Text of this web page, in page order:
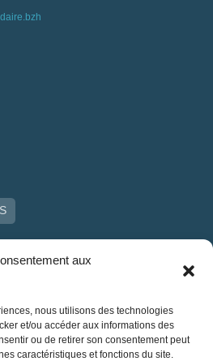
aux
nous utilisons des technologies
et/ou accéder aux informations des
ou de retirer son consentement peut
caractéristiques et fonctions du site.